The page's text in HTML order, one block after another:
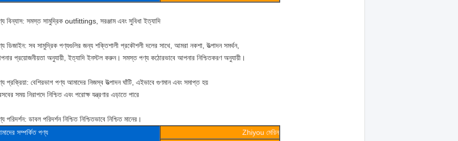
বিন্যাস: সমস্ত সামুদ্রিক outfittings, সরঞ্জাম এবং সুবিধা ইত্যাদি
ডিজাইন: সব সামুদ্রিক পণ্যগুলির জন্য শক্তিশালী প্রকৌশলী দলের সাথে, আমরা নকশা, উত্পাদন সমর্থন,
প্রয়োজনীয়তা অনুযায়ী, ইত্যাদি ইনস্টল করুন। সমস্ত পণ্য কঠোরভাবে আপনার নিশ্চিতকরণ অনুযায়ী।
প্রক্রিয়া: বেশিরভাগ পণ্য আমাদের নিজস্ব উত্পাদন ঘাঁটি, এইভাবে গুণমান এবং সমাপ্ত হয়
সময় নিরাপদে নিশ্চিত এবং পরোক্ষ যন্ত্রণার এড়াতে পারে
পরিদর্শন: ডাবল পরিদর্শন নিশ্চিত নিশ্চিতভাবে নিশ্চিত মানের।
সম্পর্কিত পণ্য
Zhiyou মেরিন